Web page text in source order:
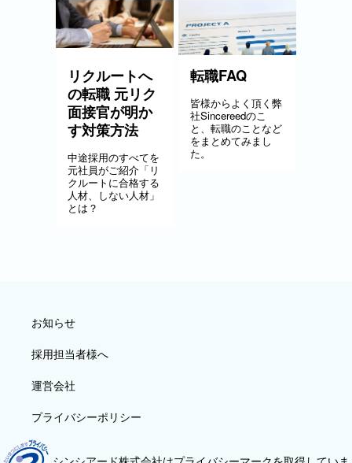
リクルートへ
の転職 元リク
面接官が明か
す対策方法
中途採用のすべてを
元社員がご紹介「リ
クルートに合格する
人材、しない人材」
とは？
転職FAQ
皆様からよく頂く弊
社Sincereedのこ
と、転職のことなど
をまとめてみまし
た。
お知らせ
採用担当者様へ
運営会社
プライバシーポリシー